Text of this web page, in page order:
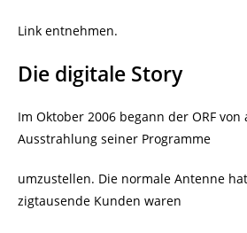
Link entnehmen.
Die digitale Story
Im Oktober 2006 begann der ORF
Ausstrahlung seiner Programme
umzustellen. Die normale Antenne
zigtausende Kunden waren